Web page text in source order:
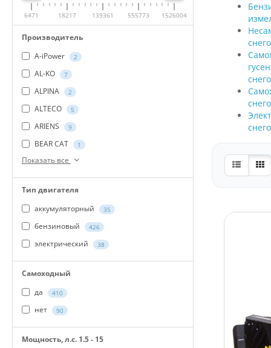
6471 18217 139361 555773 1526004
Производитель
A-iPower
2
AL-KO 7
ALPINA 2
ALTECO 5
ARIENS 9
BEAR CAT 1
Показать все
Тип двигателя
аккумуляторный
35
бензиновый 426
электрический 38
Самоходный
да
410
нет 90
Мощность, л.с. 1.5- 15